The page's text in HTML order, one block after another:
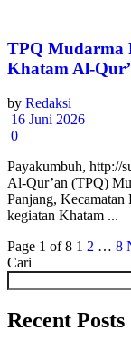
TPQ Mudarma
Khatam Al-
by Redaksi
16 Juni 2026
0
Payakumbuh, http://
Al-Qur’an (TPQ)
Panjang,
kegiatan Khatam ...
Page 1 of 8 1 2 … 8
Cari
Recent Posts